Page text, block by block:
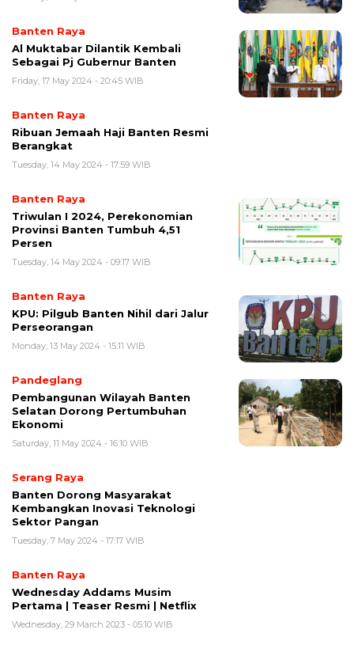
Banten Raya
Al Muktabar Dilantik Kembali
Sebagai Pj Gubernur Banten
Friday, 17 May 2024 - 20:45 WIB
Banten Raya
Ribuan Jemaah Haji Banten Resmi
Berangkat
Tuesday, 14 May 2024 - 17:59 WIB
Banten Raya
Triwulan I 2024, Perekonomian
Provinsi Banten Tumbuh 4,51
Persen
Tuesday, 14 May 2024 - 09:17 WIB
Banten Raya
KPU: Pilgub Banten Nihil dari Jalur
Perseorangan
Monday, 13 May 2024 - 15:11 WIB
Pandeglang
Pembangunan Wilayah Banten
Selatan Dorong Pertumbuhan
Ekonomi
Saturday, 11 May 2024 - 16:10 WIB
Serang Raya
Banten Dorong Masyarakat
Kembangkan Inovasi Teknologi
Sektor Pangan
Tuesday, 7 May 2024 - 17:17 WIB
Banten Raya
Wednesday Addams Musim
Pertama | Teaser Resmi | Netflix
Wednesday, 29 March 2023 - 05:10 WIB